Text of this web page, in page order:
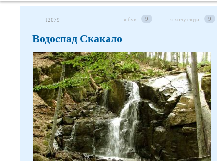
12079 я був 9 я хочу сюди 9
Водоспад Скакало